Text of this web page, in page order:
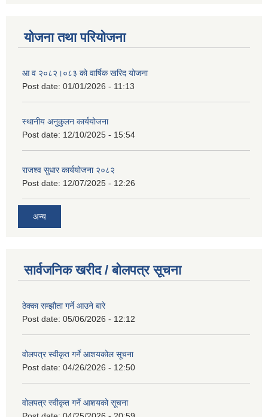
योजना तथा परियोजना
आ व २०८२।०८३ को वार्षिक खरिद योजना
Post date: 01/01/2026 - 11:13
स्थानीय अनुकुलन कार्ययोजना
Post date: 12/10/2025 - 15:54
राजश्व सुधार कार्ययोजना २०८२
Post date: 12/07/2025 - 12:26
अन्य
सार्वजनिक खरीद / बोलपत्र सूचना
ठेक्का सम्झौता गर्ने आउने बारे
Post date: 05/06/2026 - 12:12
वोलपत्र स्वीकृत गर्ने आशयकोल सूचना
Post date: 04/26/2026 - 12:50
वोलपत्र स्वीकृत गर्ने आशयको सूचना